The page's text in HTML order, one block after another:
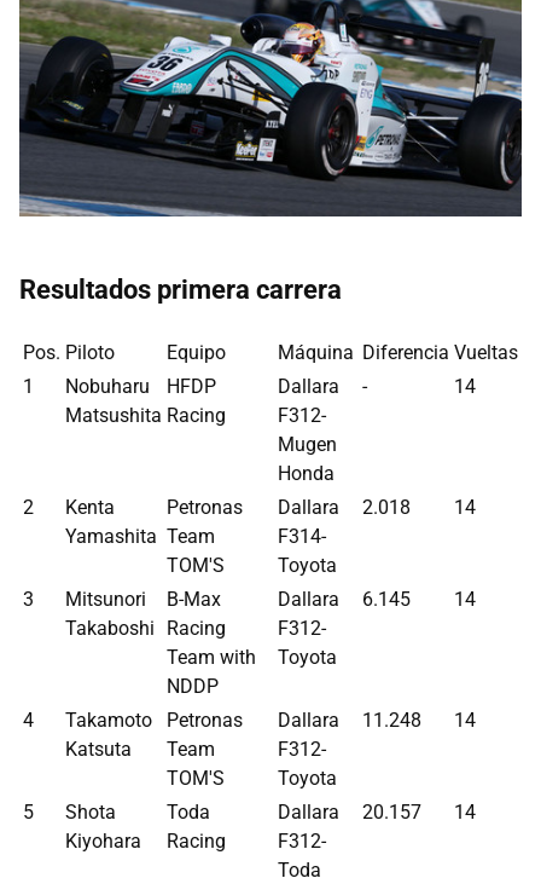
Resultados primera carrera
Pos. Piloto Equipo Máquina Diferencia Vueltas
1
Nobuharu
Matsushita
HFDP
Racing
Dallara
F312-
Mugen
Honda
- 14
2
Kenta
Yamashita
Petronas
Team
TOM'S
Dallara
F314-
Toyota
2.018 14
3
Mitsunori
Takaboshi
B-Max
Racing
Team with
NDDP
Dallara
F312-
Toyota
6.145 14
4
Takamoto
Katsuta
Petronas
Team
TOM'S
Dallara
F312-
Toyota
11.248 14
5
Shota
Kiyohara
Toda
Racing
Dallara
F312-
Toda
20.157 14